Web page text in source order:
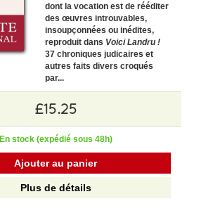
dont la vocation est de rééditer
des œuvres introuvables,
insoupçonnées ou inédites,
reproduit dans Voici Landru !
37 chroniques judicaires et
autres faits divers croqués
par...
£15.25
En stock (expédié sous 48h)
Ajouter au panier
Plus de détails